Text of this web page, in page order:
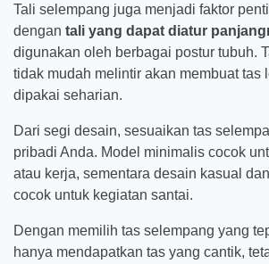
Tali selempang juga menjadi faktor
dengan tali yang dapat diatur
digunakan oleh berbagai postur tubuh.
tidak mudah melintir akan membuat tas
dipakai seharian.
Dari segi desain, sesuaikan tas
pribadi Anda. Model minimalis cocok
atau kerja, sementara desain kasual
cocok untuk kegiatan santai.
Dengan memilih tas selempang yang
hanya mendapatkan tas yang cantik,